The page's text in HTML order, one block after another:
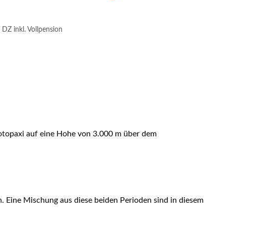
inkl. Vollpension
auf eine Hohe von 3.000 m über dem
Mischung aus diese beiden Perioden sind in diesem